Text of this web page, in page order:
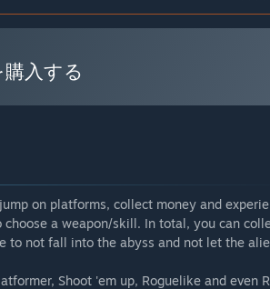
入する
on platforms, collect money and
choose a weapon/skill. In total, you can
to not fall into the abyss and not let the
Shoot 'em up, Roguelike and even